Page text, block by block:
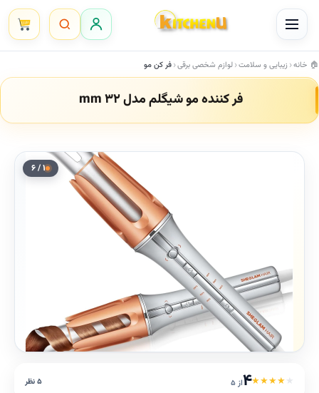
Skip
content
خانه زیبایی و سلامت لوازم شخصی برقی فر کن مو
فر کننده مو شیگلم مدل 32 mm
۱ / ۶
★
★
★
★
★۴از ۵ ۵ نظر